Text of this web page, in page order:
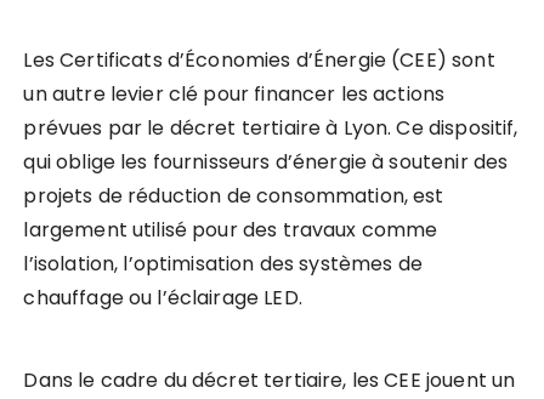
Les Certificats d’Économies d’Énergie (CEE) sont
un autre levier clé pour financer les actions
prévues par le décret tertiaire à Lyon. Ce dispositif,
qui oblige les fournisseurs d’énergie à soutenir des
projets de réduction de consommation, est
largement utilisé pour des travaux comme
l’isolation, l’optimisation des systèmes de
chauffage ou l’éclairage LED.
Dans le cadre du décret tertiaire, les CEE jouent un